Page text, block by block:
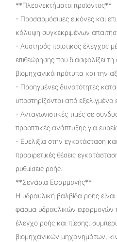
**Πλεονεκτήματα προϊόντος**
- Προσαρμόσιμες εικόνες και
κάλυψη συγκεκριμένων
- Αυστηρός ποιοτικός έλεγχος
επιθεώρησης που διασφαλίζει
βιομηχανικά πρότυπα και την
- Προηγμένες δυνατότητες
υποστηρίζονται από εξελιγμένο
- Ανταγωνιστικές τιμές σε
προοπτικές ανάπτυξης για
- Ευελιξία στην εγκατάσταση
προαιρετικές θέσεις
ρυθμίσεις ροής.
**Σενάρια Εφαρμογής**
Η υδραυλική βαλβίδα ροής
φάσμα υδραυλικών εφαρμογών
έλεγχο ροής και πίεσης,
βιομηχανικών μηχανημάτων,